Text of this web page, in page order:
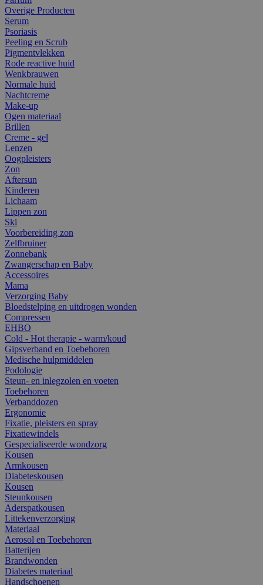
Overige Producten
Serum
Psoriasis
Peeling en Scrub
Pigmentvlekken
Rode reactive huid
Wenkbrauwen
Normale huid
Nachtcreme
Make-up
Ogen materiaal
Brillen
Creme - gel
Lenzen
Oogpleisters
Zon
Aftersun
Kinderen
Lichaam
Lippen zon
Ski
Voorbereiding zon
Zelfbruiner
Zonnebank
Zwangerschap en Baby
Accessoires
Mama
Verzorging Baby
Bloedstelping en uitdrogen wonden
Compressen
EHBO
Cold - Hot therapie - warm/koud
Gipsverband en Toebehoren
Medische hulpmiddelen
Podologie
Steun- en inlegzolen en voeten
Toebehoren
Verbanddozen
Ergonomie
Fixatie, pleisters en spray
Fixatiewindels
Gespecialiseerde wondzorg
Kousen
Armkousen
Diabeteskousen
Kousen
Steunkousen
Aderspatkousen
Littekenverzorging
Materiaal
Aerosol en Toebehoren
Batterijen
Brandwonden
Diabetes materiaal
Handschoenen